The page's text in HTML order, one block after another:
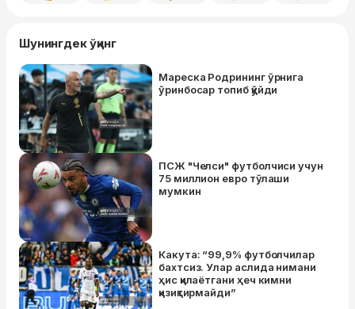
Шунингдек ўқинг
Мареска Родрининг ўрнига
ўринбосар топиб қўйди
ПСЖ "Челси" футболчиси учун
75 миллион евро тўлаши
мумкин
Какута: “99,9% футболчилар
бахтсиз. Улар аслида нимани
ҳис қилаётгани ҳеч кимни
қизиқтирмайди”